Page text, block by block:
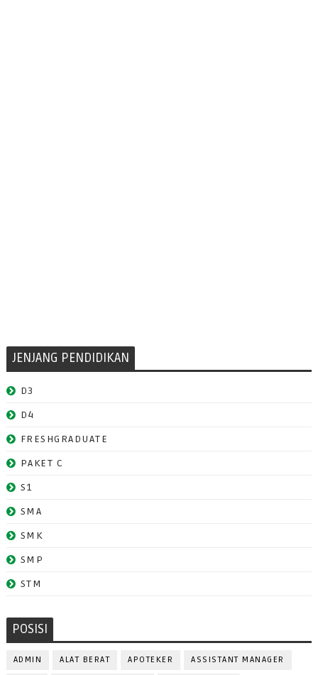
JENJANG PENDIDIKAN
D3
D4
FRESHGRADUATE
PAKET C
S1
SMA
SMK
SMP
STM
POSISI
ADMIN ALAT BERAT APOTEKER ASSISTANT MANAGER